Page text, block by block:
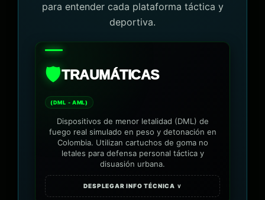
para entender cada plataforma táctica y
deportiva.
🛡️TRAUMÁTICAS
(DML - AML)
Dispositivos de menor letalidad (DML) de
fuego real simulado en peso y detonación en
Colombia. Utilizan cartuchos de goma no
letales para defensa personal táctica y
disuasión urbana.
DESPLEGAR INFO TÉCNICA ∨